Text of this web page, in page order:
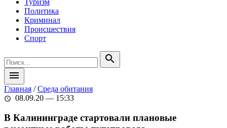
Туризм
Политика
Криминал
Происшествия
Спорт
search
menu
Главная /Среда обитания
schedule 08.09.20 — 15:33
В Калининграде стартовали плановые